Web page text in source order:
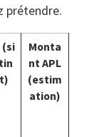
prétendre.
(si
Monta
nt APL
(estim
ation)